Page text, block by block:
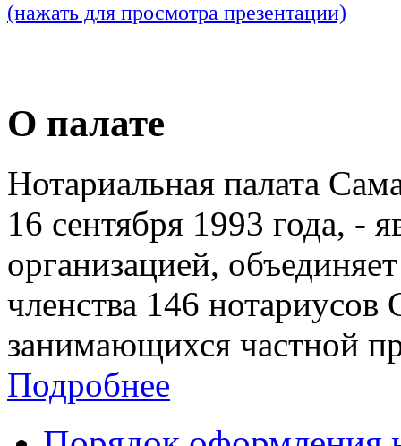
(нажать для просмотра презентации)
О палате
Нотариальная палата
16 сентября 1993 года, -
организацией,
членства 146 нотариусов
занимающихся частной
Подробнее